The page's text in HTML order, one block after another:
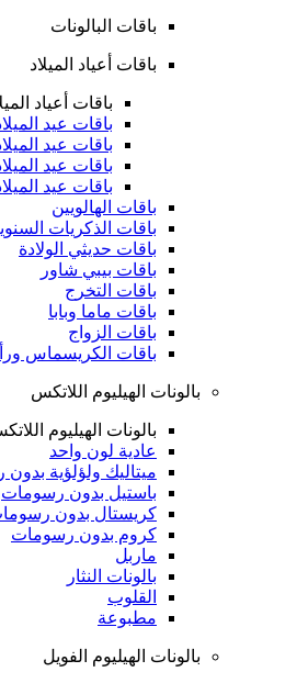
باقات البالونات
باقات أعياد الميلاد
باقات أعياد
باقات عيد
باقات عيد
باقات عيد
باقات عيد
باقات الهالويين
باقات الذكريات
باقات حديثي الولادة
باقات بيبي شاور
باقات التخرج
باقات ماما وبابا
باقات الزواج
باقات الكريسماس
بالونات الهيليوم اللاتكس
بالونات الهيليوم
عادية لون واحد
ميتاليك ولؤلؤية
باستيل بدون رسومات
كريستال بدون
كروم بدون رسومات
ماربل
بالونات النثار
القلوب
مطبوعة
بالونات الهيليوم الفويل